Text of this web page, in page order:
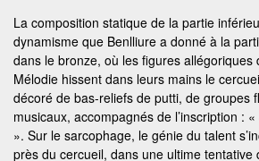
La composition statique de la partie
dynamisme que Benlliure a donné à la
dans le bronze, où les figures allégoriques
Mélodie hissent dans leurs mains le
décoré de bas-reliefs de putti, de groupes
musicaux, accompagnés de l’inscription :
». Sur le sarcophage, le génie du talent
près du cercueil, dans une ultime tentative